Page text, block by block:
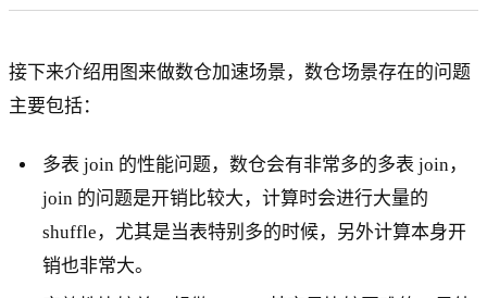
接下来介绍用图来做数仓加速场景，数仓场景存在的问题
主要包括：
多表 join 的性能问题，数仓会有非常多的多表 join，
join 的问题是开销比较大，计算时会进行大量的
shuffle，尤其是当表特别多的时候，另外计算本身开
销也非常大。